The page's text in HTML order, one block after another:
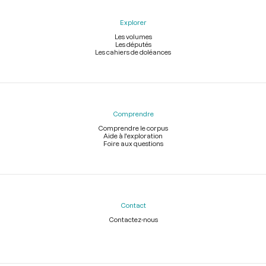
Explorer
Les volumes
Les députés
Les cahiers de doléances
Comprendre
Comprendre le corpus
Aide à l'exploration
Foire aux questions
Contact
Contactez-nous
Légal